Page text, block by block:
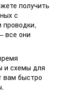
получить
с
проводки,
все они
и схемы для
вам быстро